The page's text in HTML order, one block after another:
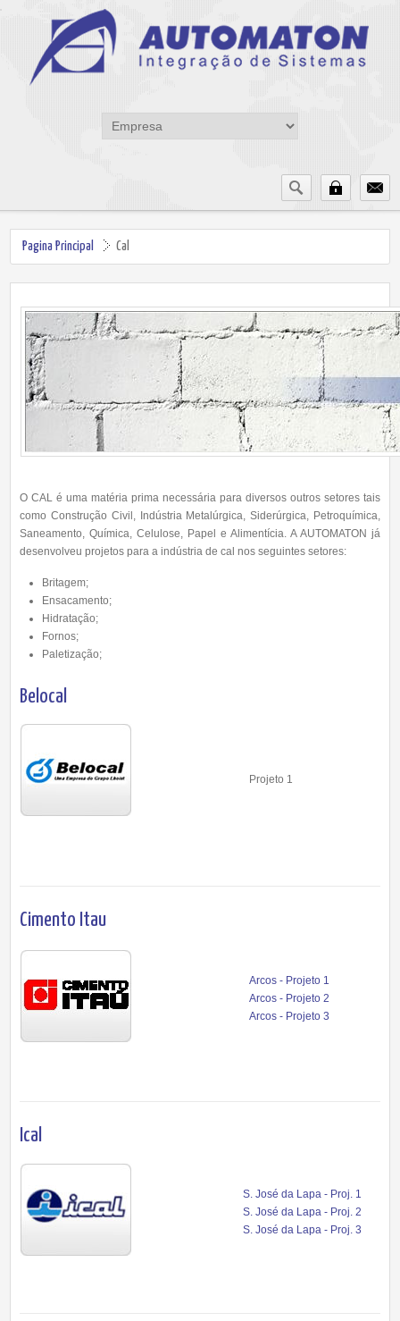
Pagina Principal Cal
O CAL é uma matéria prima necessária para diversos outros setores tais
como Construção Civil, Indústria Metalúrgica, Siderúrgica, Petroquímica,
Saneamento, Química, Celulose, Papel e Alimentícia. A AUTOMATON já
desenvolveu projetos para a indústria de cal nos seguintes setores:
Britagem;
Ensacamento;
Hidratação;
Fornos;
Paletização;
Belocal
Projeto 1
Cimento Itau
Arcos - Projeto 1
Arcos - Projeto 2
Arcos - Projeto 3
Ical
S. José da Lapa - Proj. 1
S. José da Lapa - Proj. 2
S. José da Lapa - Proj. 3